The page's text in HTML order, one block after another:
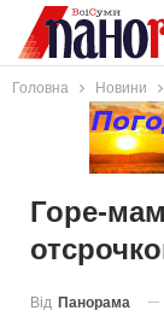
Головна Новини
Горе-
Від Панорама